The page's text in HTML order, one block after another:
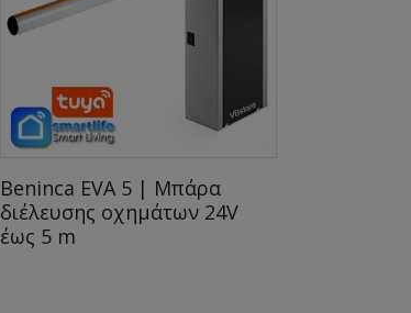
Beninca EVA 5 | Μπάρα
διέλευσης οχημάτων 24V
έως 5 m